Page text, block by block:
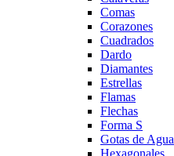
Comas
Corazones
Cuadrados
Dardo
Diamantes
Estrellas
Flamas
Flechas
Forma S
Gotas de Agua
Hexagonales